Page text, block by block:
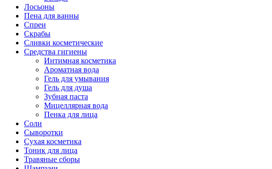
Лосьоны
Пена для ванны
Спреи
Скрабы
Сливки косметические
Средства гигиены
Интимная косметика
Ароматная вода
Гель для умывания
Гель для душа
Зубная паста
Мицеллярная вода
Пенка для лица
Соли
Сыворотки
Сухая косметика
Тоник для лица
Травяные сборы